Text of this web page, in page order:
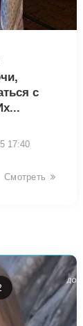
с
17:40
Смотреть